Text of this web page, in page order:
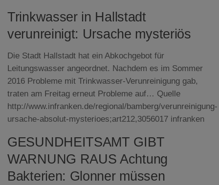
Trinkwasser in Hallstadt
verunreinigt: Ursache mysteriös
Die Stadt Hallstadt hat ein Abkochgebot für
Leitungswasser angeordnet. Nachdem es im Sommer
2016 Probleme mit Trinkwasser-Verunreinigung gab,
traten am Freitag erneut Probleme auf… Quelle
http://www.infranken.de/regional/bamberg/verunreinigung-
ursache-absolut-mysterioes;art212,3056017 infranken
GESUNDHEITSAMT GIBT
WARNUNG RAUS Achtung
Bakterien: Glonner müssen